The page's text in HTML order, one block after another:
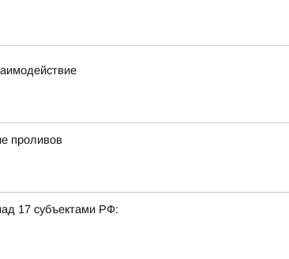
проливов
17 субъектами РФ: